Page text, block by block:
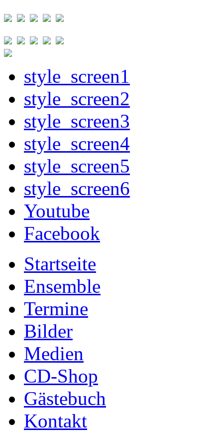
style_screen1
style_screen2
style_screen3
style_screen4
style_screen5
style_screen6
Youtube
Facebook
Startseite
Ensemble
Termine
Bilder
Medien
CD-Shop
Gästebuch
Kontakt